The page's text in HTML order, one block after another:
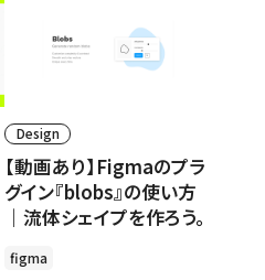
Design
【動画あり】Figmaのプラ
グイン『blobs』の使い方
｜流体シェイプを作ろう。
figma